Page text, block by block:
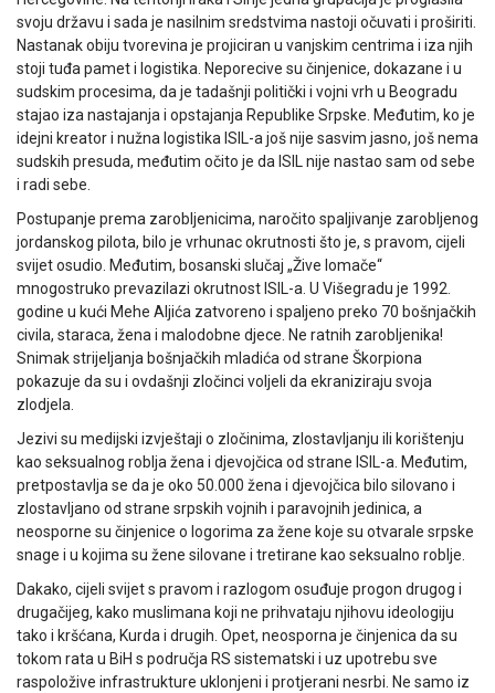
svoju državu i sada je nasilnim sredstvima nastoji očuvati i proširiti.
Nastanak obiju tvorevina je projiciran u vanjskim centrima i iza njih
stoji tuđa pamet i logistika. Neporecive su činjenice, dokazane i u
sudskim procesima, da je tadašnji politički i vojni vrh u Beogradu
stajao iza nastajanja i opstajanja Republike Srpske. Međutim, ko je
idejni kreator i nužna logistika ISIL-a još nije sasvim jasno, još nema
sudskih presuda, međutim očito je da ISIL nije nastao sam od sebe
i radi sebe.
Postupanje prema zarobljenicima, naročito spaljivanje zarobljenog
jordanskog pilota, bilo je vrhunac okrutnosti što je, s pravom, cijeli
svijet osudio. Međutim, bosanski slučaj „Žive lomače“
mnogostruko prevazilazi okrutnost ISIL-a. U Višegradu je 1992.
godine u kući Mehe Aljića zatvoreno i spaljeno preko 70 bošnjačkih
civila, staraca, žena i malodobne djece. Ne ratnih zarobljenika!
Snimak strijeljanja bošnjačkih mladića od strane Škorpiona
pokazuje da su i ovdašnji zločinci voljeli da ekraniziraju svoja
zlodjela.
Jezivi su medijski izvještaji o zločinima, zlostavljanju ili korištenju
kao seksualnog roblja žena i djevojčica od strane ISIL-a. Međutim,
pretpostavlja se da je oko 50.000 žena i djevojčica bilo silovano i
zlostavljano od strane srpskih vojnih i paravojnih jedinica, a
neosporne su činjenice o logorima za žene koje su otvarale srpske
snage i u kojima su žene silovane i tretirane kao seksualno roblje.
Dakako, cijeli svijet s pravom i razlogom osuđuje progon drugog i
drugačijeg, kako muslimana koji ne prihvataju njihovu ideologiju
tako i kršćana, Kurda i drugih. Opet, neosporna je činjenica da su
tokom rata u BiH s područja RS sistematski i uz upotrebu sve
raspoložive infrastrukture uklonjeni i protjerani nesrbi. Ne samo iz